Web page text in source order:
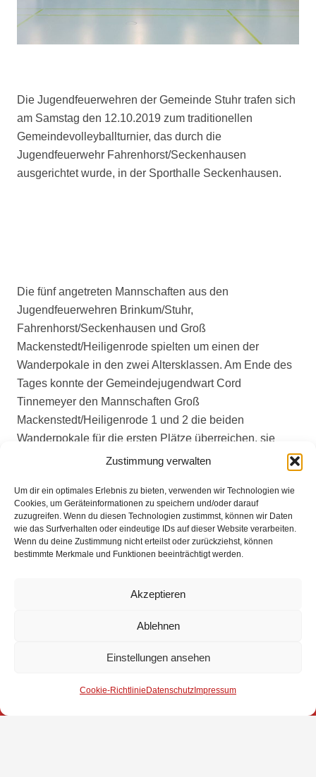
Zustimmung verwalten
Um dir ein optimales Erlebnis zu bieten, verwenden wir Technologien wie
Cookies, um Geräteinformationen zu speichern und/oder darauf
zuzugreifen. Wenn du diesen Technologien zustimmst, können wir Daten
wie das Surfverhalten oder eindeutige IDs auf dieser Website verarbeiten.
Wenn du deine Zustimmung nicht erteilst oder zurückziehst, können
bestimmte Merkmale und Funktionen beeinträchtigt werden.
Akzeptieren
Ablehnen
Einstellungen ansehen
Cookie-Richtlinie Datenschutz Impressum
Die Jugendfeuerwehren der Gemeinde Stuhr trafen sich
am Samstag den 12.10.2019 zum traditionellen
Gemeindevolleyballturnier, das durch die
Jugendfeuerwehr Fahrenhorst/Seckenhausen
ausgerichtet wurde, in der Sporthalle Seckenhausen.
Die fünf angetreten Mannschaften aus den
Jugendfeuerwehren Brinkum/Stuhr,
Fahrenhorst/Seckenhausen und Groß
Mackenstedt/Heiligenrode spielten um einen der
Wanderpokale in den zwei Altersklassen. Am Ende des
Tages konnte der Gemeindejugendwart Cord
Tinnemeyer den Mannschaften Groß
Mackenstedt/Heiligenrode 1 und 2 die beiden
Wanderpokale für die ersten Plätze überreichen, sie
können somit als Sieger des Turniers die beiden
behalten.
{gallery}Jugendfeuerwehr/Gemeindevolleyball/2019{/